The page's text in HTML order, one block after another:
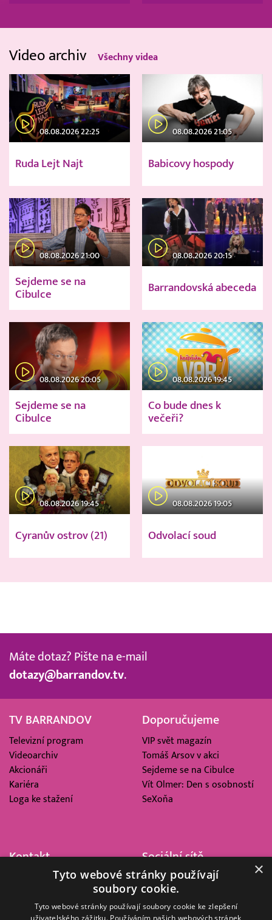
Video archiv Všechny videa
08.08.2026 22:25
Ruda Lejt Najt
08.08.2026 21:05
Babicovy hospody
08.08.2026 21:00
Sejdeme se na
Cibulce
08.08.2026 20:15
Barrandovská abeceda
08.08.2026 20:05
Sejdeme se na
Cibulce
08.08.2026 19:45
Co bude dnes k
večeři?
08.08.2026 19:45
Cyranův ostrov (21)
08.08.2026 19:05
Odvolací soud
Máte dotaz? Pište na e-mail
dotazy@barrandov.tv.
TV BARRANDOV
Televizní program
Videoarchiv
Akcionáři
Kariéra
Loga ke stažení
Doporučujeme
VIP svět magazín
Tomáš Arsov v akci
Sejdeme se na Cibulce
Vít Olmer: Den s osobností
SeXoňa
Kontakt
Barrandov Televizní Studio,
Kříženeckého nám. 322
Sociální sítě
×
Tyto webové stránky používají
soubory cookie.
Tyto webové stránky používají soubory cookie ke zlepšení
uživatelského zážitku. Používáním našich webových stránek